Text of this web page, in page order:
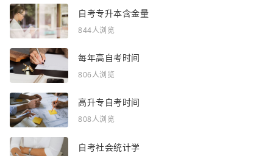
自考专升本含金量
844人浏览
每年高自考时间
806人浏览
高升专自考时间
808人浏览
自考社会统计学